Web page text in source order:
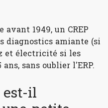
1949, un CREP
diagnostics amiante (si
et électricité si les
sans oublier l'ERP.
il